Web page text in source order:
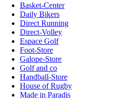
Basket-Center
Daily Bikers
Direct Running
Direct-Volley
Espace Golf
Foot-Store
Galope-Store
Golf and co
Handball-Store
House of Rugby
Made in Paradis